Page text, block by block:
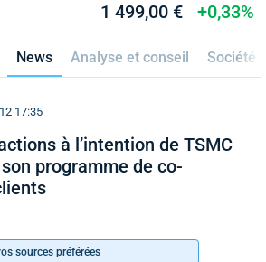
1 499,00 € +0,33%
News Analyse et conseil Société
17:35
à l’intention de TSMC
programme de co-
sources préférées